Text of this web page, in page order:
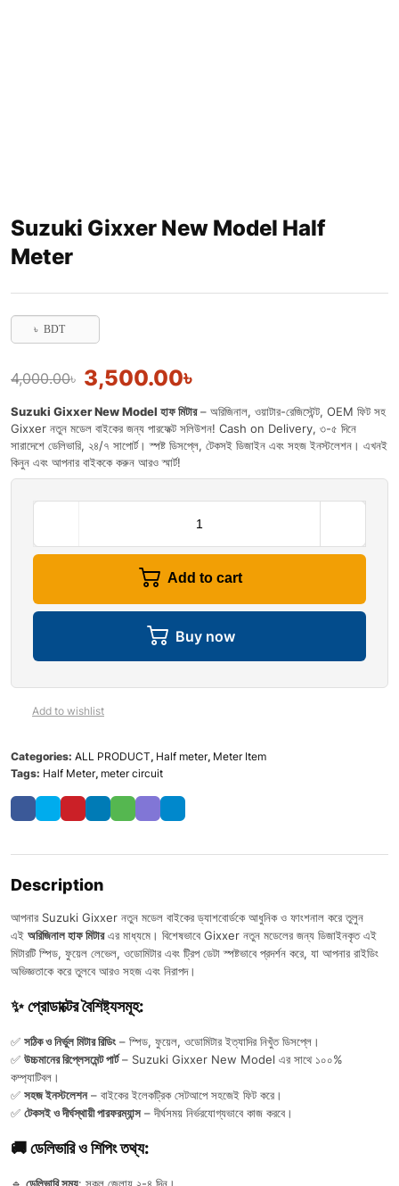
Suzuki Gixxer New Model Half
Meter
৳ BDT
4,000.00৳ 3,500.00৳
Suzuki Gixxer New Model হাফ মিটার– অরিজিনাল, ওয়াটার-রেজিস্টেন্ট, OEM ফিট সহ
Gixxer নতুন মডেল বাইকের জন্য পারফেক্ট সলিউশন! Cash on Delivery, ৩-৫ দিনে
সারাদেশে ডেলিভারি, ২৪/৭ সাপোর্ট। স্পষ্ট ডিসপ্লে, টেকসই ডিজাইন এবং সহজ ইনস্টলেশন। এখনই
কিনুন এবং আপনার বাইককে করুন আরও স্মার্ট!
Add to cart
Buy now
Add to wishlist
Categories: ALL PRODUCT, Half meter, Meter Item
Tags: Half Meter, meter circuit
Description
আপনার Suzuki Gixxer নতুন মডেল বাইকের ড্যাশবোর্ডকে আধুনিক ও ফাংশনাল করে তুলুন
এই অরিজিনাল হাফ মিটারএর মাধ্যমে। বিশেষভাবে Gixxer নতুন মডেলের জন্য ডিজাইনকৃত এই
মিটারটি স্পিড, ফুয়েল লেভেল, ওডোমিটার এবং ট্রিপ ডেটা স্পষ্টভাবে প্রদর্শন করে, যা আপনার রাইডিং
অভিজ্ঞতাকে করে তুলবে আরও সহজ এবং নিরাপদ।
✨ প্রোডাক্টের বৈশিষ্ট্যসমূহ:
✅ সঠিক ও নির্ভুল মিটার রিডিং– স্পিড, ফুয়েল, ওডোমিটার ইত্যাদির নিখুঁত ডিসপ্লে।
✅ উচ্চমানের রিপ্লেসমেন্ট পার্ট– Suzuki Gixxer New Model এর সাথে ১০০%
কম্প্যাটিবল।
✅ সহজ ইনস্টলেশন– বাইকের ইলেকট্রিক সেটআপে সহজেই ফিট করে।
✅ টেকসই ও দীর্ঘস্থায়ী পারফরম্যান্স – দীর্ঘসময় নির্ভরযোগ্যভাবে কাজ করবে।
🚚 ডেলিভারি ও শিপিং তথ্য:
🔹 ডেলিভারি সময়: সকল জেলায় ২-৪ দিন।